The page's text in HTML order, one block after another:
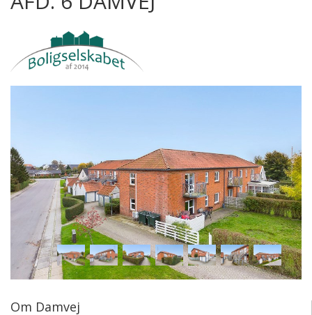
Om Damvej